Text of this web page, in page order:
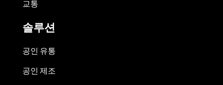
교통
솔루션
공인 유통
공인 제조